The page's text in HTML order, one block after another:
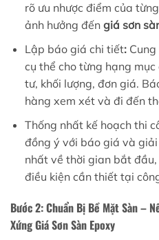
rõ ưu nhược điểm của
ảnh hưởng đến giá sơn
Lập báo giá chi tiết:Cung
cụ thể cho từng hạng
tư, khối lượng, đơn giá.
hàng xem xét và đi đến
Thống nhất kế hoạch thi
đồng ý với báo giá và
nhất về thời gian bắt
điều kiện cần thiết tại
Bước 2: Chuẩn Bị Bề Mặt Sàn –
Xứng Giá Sơn Sàn Epoxy